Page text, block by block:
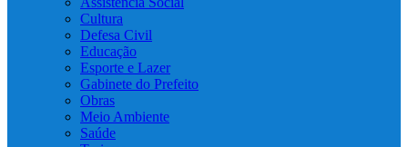
Cultura
Defesa Civil
Educação
Esporte e Lazer
Gabinete do Prefeito
Obras
Meio Ambiente
Saúde